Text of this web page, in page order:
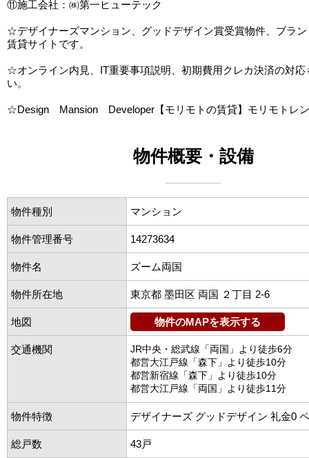
⑪施工会社：㈱第一ヒューテック
☆デザイナーズマンション、グッドデザイン賞受賞物件、ブラ
賃貸サイトです。
☆オンライン内見、IT重要事項説明、初期費用クレカ決済の対応
い。
☆Design Mansion Developer【モリモトの賃貸】モリモトレ
物件概要・設備
物件種別 マンション
物件管理番号 14273634
物件名 ズーム両国
物件所在地 東京都 墨田区 両国 ２丁目 2-6
地図 物件のMAPを表示する
交通機関
JR中央・総武線「両国」より徒歩6分
都営大江戸線「森下」より徒歩10分
都営新宿線「森下」より徒歩10分
都営大江戸線「両国」より徒歩11分
物件特徴 デザイナーズ グッドデザイン 礼金0
総戸数 43戸